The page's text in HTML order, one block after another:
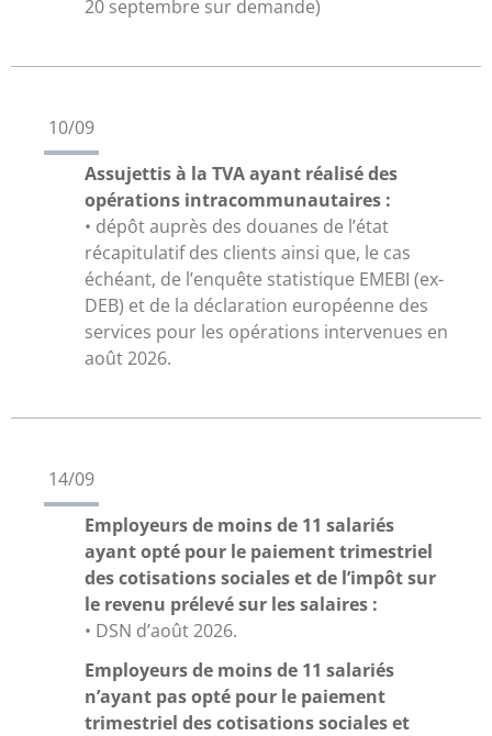
20 septembre sur demande)
10/09
Assujettis à la TVA ayant réalisé des
opérations intracommunautaires :
• dépôt auprès des douanes de l’état
récapitulatif des clients ainsi que, le cas
échéant, de l’enquête statistique EMEBI (ex-
DEB) et de la déclaration européenne des
services pour les opérations intervenues en
août 2026.
14/09
Employeurs de moins de 11 salariés
ayant opté pour le paiement trimestriel
des cotisations sociales et de l’impôt sur
le revenu prélevé sur les salaires :
• DSN d’août 2026.
Employeurs de moins de 11 salariés
n’ayant pas opté pour le paiement
trimestriel des cotisations sociales et